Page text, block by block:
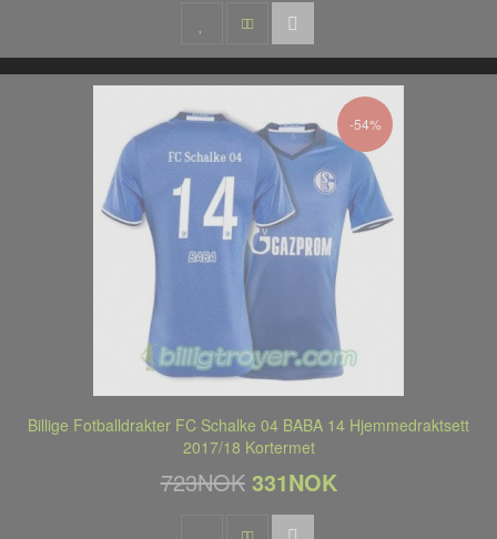
-54%
Billige Fotballdrakter FC Schalke 04 BABA 14 Hjemmedraktsett
2017/18 Kortermet
723NOK 331NOK